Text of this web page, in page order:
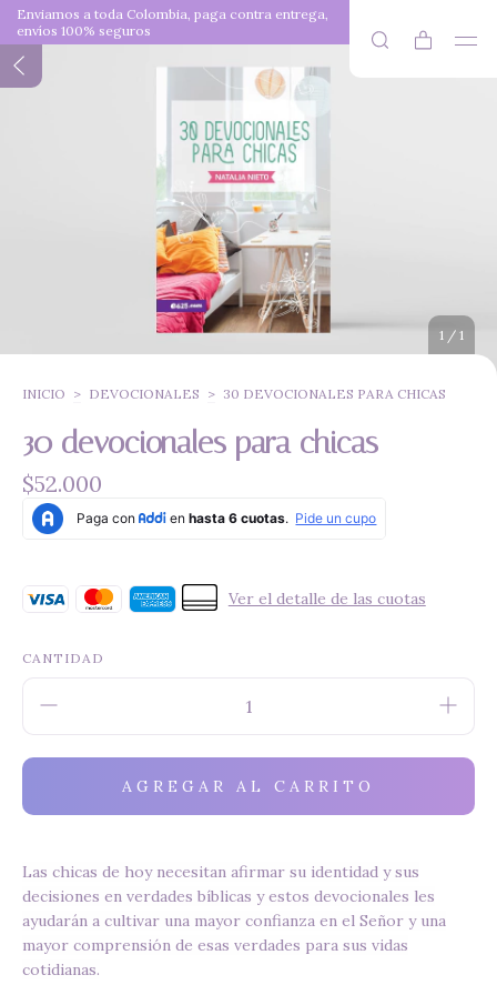
Enviamos a toda Colombia, paga contra entrega,
envíos 100% seguros
1 / 1
INICIO > DEVOCIONALES > 30 DEVOCIONALES PARA CHICAS
30 devocionales para chicas
$52.000
Ver el detalle de las cuotas
CANTIDAD
Las chicas de hoy necesitan afirmar su identidad y sus
decisiones en verdades bíblicas y estos devocionales les
ayudarán a cultivar una mayor confianza en el Señor y una
mayor comprensión de esas verdades para sus vidas
cotidianas.